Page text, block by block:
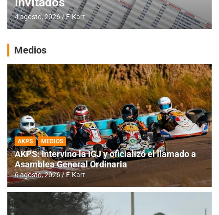
4 agosto, 2026 E-Kart
Medios
AKPS MEDIOS
AKPS: Intervino la IGJ y oficializó el llamado a
Asamblea General Ordinaria
6 agosto, 2026 E-Kart